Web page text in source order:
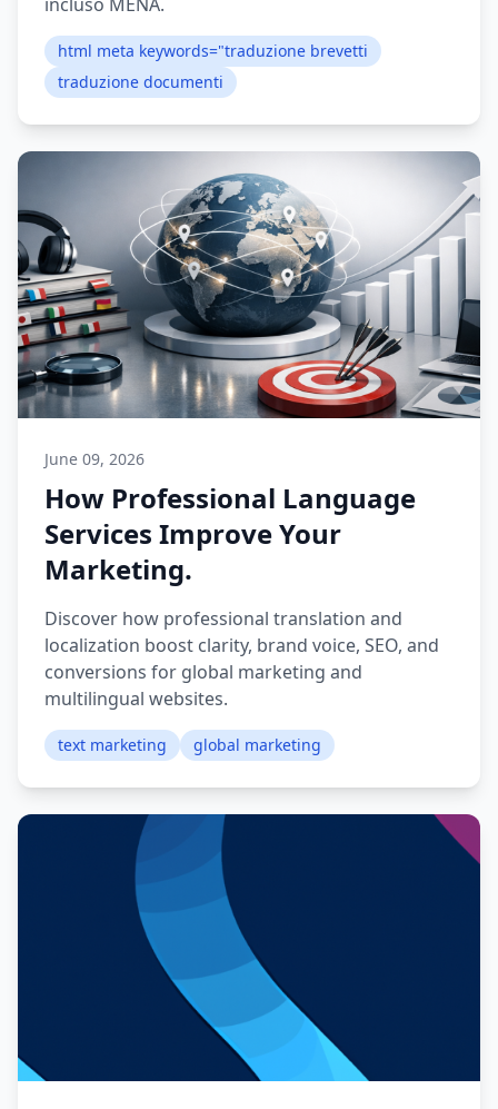
html meta keywords="traduzione brevetti
traduzione documenti
June 09, 2026
How Professional Language
Services Improve Your
Marketing.
Discover how professional translation and
localization boost clarity, brand voice, SEO, and
conversions for global marketing and
multilingual websites.
text marketing global marketing